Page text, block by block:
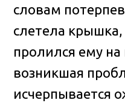
словам
слетела
пролился ему
возникшая
исчерпывается